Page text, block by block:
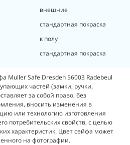
внешние
стандартная покраска
к полу
стандартная покраска
Muller Safe Dresden 56003 Radebeul
частей (замки, ручки,
за собой право, без
вносить изменения в
или технологию изготовления
потребительских свойств, с целью
характеристик. Цвет сейфа может
на фотографии.